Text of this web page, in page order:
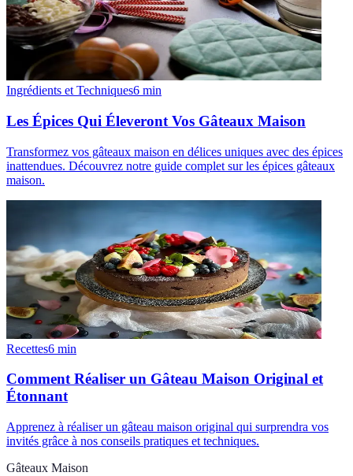
Ingrédients et Techniques6 min
Les Épices Qui Éleveront Vos Gâteaux Maison
Transformez vos gâteaux maison en délices uniques avec des épices
inattendues. Découvrez notre guide complet sur les épices gâteaux
maison.
Recettes6 min
Comment Réaliser un Gâteau Maison Original et
Étonnant
Apprenez à réaliser un gâteau maison original qui surprendra vos
invités grâce à nos conseils pratiques et techniques.
Gâteaux Maison